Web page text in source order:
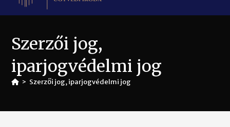
Szerzői jog,
iparjogvédelmi jog
> Szerzői jog, iparjogvédelmi jog